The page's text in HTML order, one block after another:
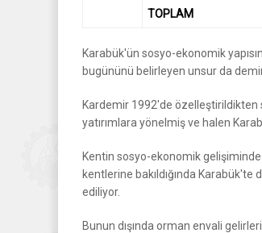
TOPLAM
Karabük'ün sosyo-ekonomik
bugününü belirleyen unsur da
Kardemir 1992'de özelleştirildikten
yatırımlara yönelmiş ve halen
Kentin sosyo-ekonomik
kentlerine bakıldığında
ediliyor.
Bunun dışında orman envali